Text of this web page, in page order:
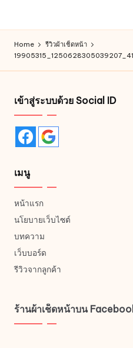
content
สินค้า
รัก
การ
ช็อป
Home
รีวิวผ้าเช็ดหน้า
เข้าสู่ระบบด้วย Social ID
เมนู
หน้าแรก
นโยบายเว็บไซต์
บทความ
เว็บบอร์ด
รีวิวจากลูกค้า
ร้านผ้าเช็ดหน้าบน